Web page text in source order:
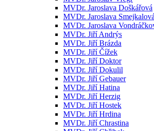
MVDr. Jaroslava Doškářová
MVDr. Jaroslava Smejkalová
MVDr. Jaroslava
MVDr. Jiří Andrýs
MVDr. Jiří Brázda
MVDr. Jiří Čížek
MVDr. Jiří Doktor
MVDr. Jiří Dokulil
MVDr. Jiří Gebauer
MVDr. Jiří Hatina
MVDr. Jiří Herzig
MVDr. Jiří Hostek
MVDr. Jiří Hrdina
MVDr. Jiří Chrastina